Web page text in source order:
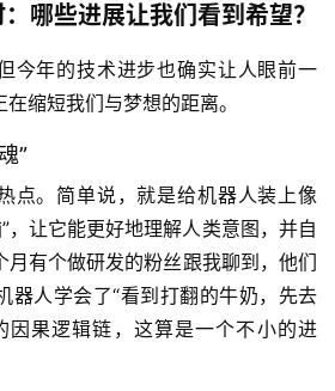
哪些进展让我们看到希望？
今年的技术进步也确实让人眼前一
缩短我们与梦想的距离。
”
点。简单说，就是给机器人装上像
，让它能更好地理解人类意图，并自
月有个做研发的粉丝跟我聊到，他们
器人学会了“看到打翻的牛奶，先去
因果逻辑链，这算是一个不小的进